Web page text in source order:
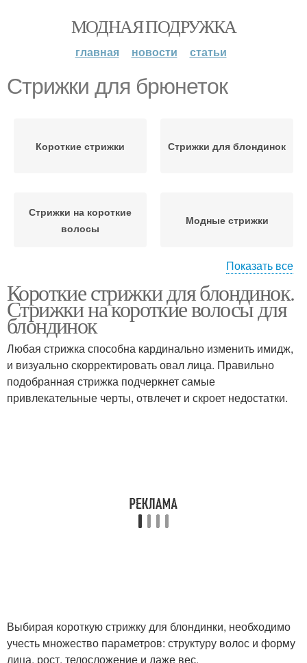
МОДНАЯ ПОДРУЖКА
главная новости статьи
Стрижки для брюнеток
Короткие стрижки Стрижки для блондинок
Стрижки на короткие
волосы
Модные стрижки
Стрижки для женщин Стильная стрижка
Классическая стрижка Женские стрижки
Показать все
Короткие стрижки для блондинок.
Стрижки на короткие волосы для
блондинок
Любая стрижка способна кардинально изменить имидж,
и визуально скорректировать овал лица. Правильно
подобранная стрижка подчеркнет самые
привлекательные черты, отвлечет и скроет недостатки.
Выбирая короткую стрижку для блондинки, необходимо
учесть множество параметров: структуру волос и форму
лица, рост, телосложение и даже вес.